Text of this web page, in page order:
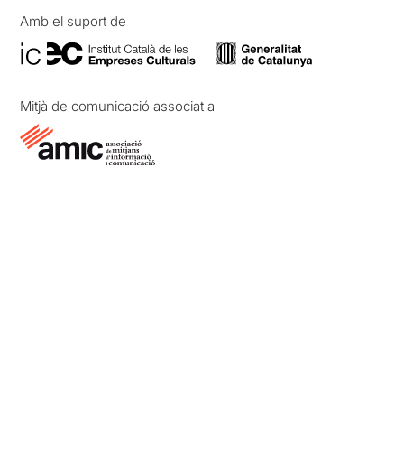
Amb el suport de
Mitjà de comunicació associat a